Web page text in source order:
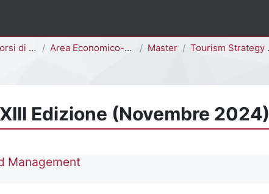
Area Economico-Statistica Giuridica Master Tourism Strategy and Management (MTSM)
Edizione (Novembre 2024)
Management